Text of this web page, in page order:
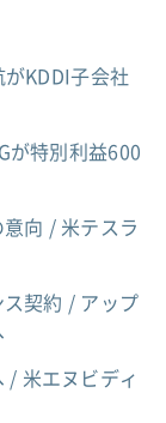
KDDI子会社
が特別利益600
向 / 米テスラ
契約 / アップ
/ 米エヌビディ